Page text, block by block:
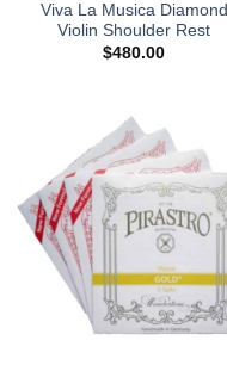
Viva La Musica Diamond
Violin Shoulder Rest
$480.00